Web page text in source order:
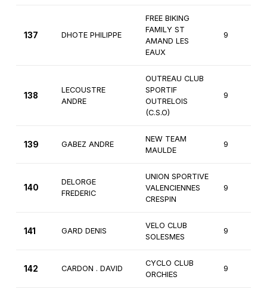
137 DHOTE PHILIPPE
FREE BIKING
FAMILY ST
AMAND LES
EAUX
9
138
LECOUSTRE
ANDRE
OUTREAU CLUB
SPORTIF
OUTRELOIS
(C.S.O)
9
139 GABEZ ANDRE
NEW TEAM
MAULDE
9
140
DELORGE
FREDERIC
UNION SPORTIVE
VALENCIENNES
CRESPIN
9
141 GARD DENIS
VELO CLUB
SOLESMES
9
142 CARDON . DAVID
CYCLO CLUB
ORCHIES
9